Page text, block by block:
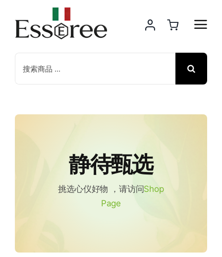
content
for:
静待甄选
挑选心仪好物 ，请访问Shop
Page